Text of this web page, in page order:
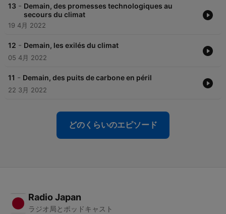
13 - Demain, des promesses technologiques au
secours du climat
19 4月 2022
12 - Demain, les exilés du climat
05 4月 2022
11 - Demain, des puits de carbone en péril
22 3月 2022
どのくらいのエピソード
Radio Japan
ラジオ局とポッドキャスト